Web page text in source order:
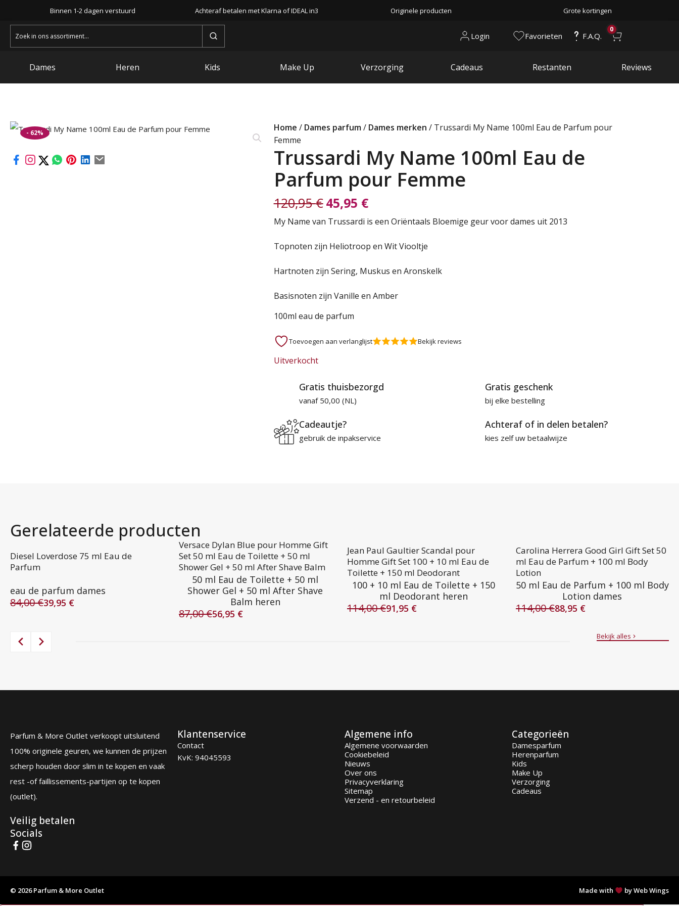
Binnen 1-2 dagen verstuurd Achteraf betalen met Klarna of IDEAL in3 Originele producten Grote kortingen
Zoeken
naar:
Login Favorieten F.A.Q.
0
Dames Heren Kids Make Up Verzorging Cadeaus Restanten Reviews
- 62% Home / Dames parfum/ Dames merken / Trussardi My Name 100ml Eau de Parfum pour
Femme
Trussardi My Name 100ml Eau de
Parfum pour Femme
120,95€
Oorspronkelijke
prijs
was:
120,95 €.
45,95 €
Huidige
prijs
is:
45,95 €.
My Name van Trussardi is een Oriëntaals Bloemige geur voor dames uit 2013
Topnoten zijn Heliotroop en Wit Viooltje
Hartnoten zijn Sering, Muskus en Aronskelk
Basisnoten zijn Vanille en Amber
100ml eau de parfum
Toevoegen aan verlanglijst Bekijk reviews
Uitverkocht
Gratis thuisbezorgd
vanaf 50,00 (NL)
Gratis geschenk
bij elke bestelling
Cadeautje?
gebruik de inpakservice
Achteraf of in delen betalen?
kies zelf uw betaalwijze
Gerelateerde producten
Diesel Loverdose 75 ml Eau de
Parfum
eau de parfum dames
84,00€
Oorspronkelijke
84,00 €.
39,95 €
Huidige
39,95 €.
Versace Dylan Blue pour Homme Gift
Set 50 ml Eau de Toilette + 50 ml
Shower Gel + 50 ml After Shave Balm
50 ml Eau de Toilette + 50 ml
Shower Gel + 50 ml After Shave
Balm heren
87,00€
Oorspronkelijke
56,95 €
Huidige
Jean Paul Gaultier Scandal pour
Homme Gift Set 100 + 10 ml Eau de
Toilette + 150 ml Deodorant
100 + 10 ml Eau de Toilette + 150
ml Deodorant heren
114,00€
Oorspronkelijke
91,95 €
Huidige
Carolina Herrera Good Girl Gift Set 50
ml Eau de Parfum + 100 ml Body
Lotion
50 ml Eau de Parfum + 100 ml Body
Lotion dames
114,00€
Oorspronkelijke
88,95 €
Huidige
Bekijk alles
Parfum & More Outlet verkoopt uitsluitend
100% originele geuren, we kunnen de prijzen
scherp houden door slim in te kopen en vaak
rest -of faillissements-partijen op te kopen
(outlet).
Klantenservice
Contact
KvK: 94045593
Algemene info
Algemene voorwaarden
Cookiebeleid
Nieuws
Over ons
Privacyverklaring
Sitemap
Verzend - en retourbeleid
Categorieën
Damesparfum
Herenparfum
Kids
Make Up
Verzorging
Cadeaus
Veilig betalen
Socials
© 2026 Parfum & More Outlet Made with by Web Wings